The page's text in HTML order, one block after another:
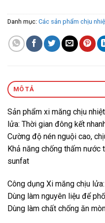
Danh mục: Các sản phẩm chịu
MÔ TẢ
Sản phẩm xi măng chịu
lửa: Thời gian đông kết
Cường độ nén nguội cao,
Khả năng chống thấm
sunfat
Công dụng Xi măng chịu
Dùng làm nguyên liệu để
Dùng làm chất chống ăn